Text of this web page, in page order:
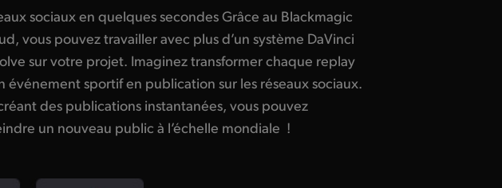
un nouveau public à l’échelle mondiale !